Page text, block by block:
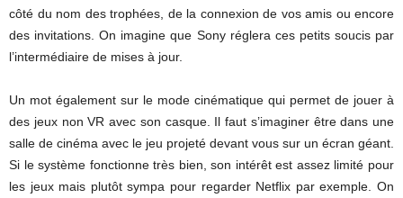
côté du nom des trophées, de la connexion de vos amis ou encore
des invitations. On imagine que Sony réglera ces petits soucis par
l’intermédiaire de mises à jour.
Un mot également sur le mode cinématique qui permet de jouer à
des jeux non VR avec son casque. Il faut s’imaginer être dans une
salle de cinéma avec le jeu projeté devant vous sur un écran géant.
Si le système fonctionne très bien, son intérêt est assez limité pour
les jeux mais plutôt sympa pour regarder Netflix par exemple. On